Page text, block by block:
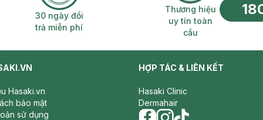
30 ngày đổi trả miễn phí
30 ngày đổi
trả miễn phí
Thương hiệu uy
Thương hiệu
uy tín toàn
cầu
Hasaki.vn
bảo mật
sử dụng
HỢP TÁC & LIÊN KẾT
Hasaki Clinic
Dermahair